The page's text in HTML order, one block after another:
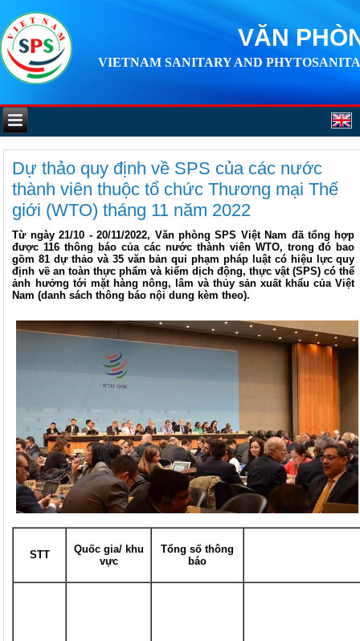
VĂN
VIETNAM SANITARY AND
Dự thảo quy định về SPS của các nước
thành viên thuộc tổ chức Thương mại Thế
giới (WTO) tháng 11 năm 2022
Từ ngày 21/10 - 20/11/2022, Văn phòng SPS Việt Nam đã tổng hợp
được 116 thông báo của các nước thành viên WTO, trong đó bao
gồm 81 dự thảo và 35 văn bản qui phạm pháp luật có hiệu lực quy
định về an toàn thực phẩm và kiểm dịch động, thực vật (SPS) có thể
ảnh hưởng tới mặt hàng nông, lâm và thủy sản xuất khẩu của Việt
Nam (danh sách thông báo nội dung kèm theo).
STT
Quốc gia/ khu
vực
Tổng số thông
báo